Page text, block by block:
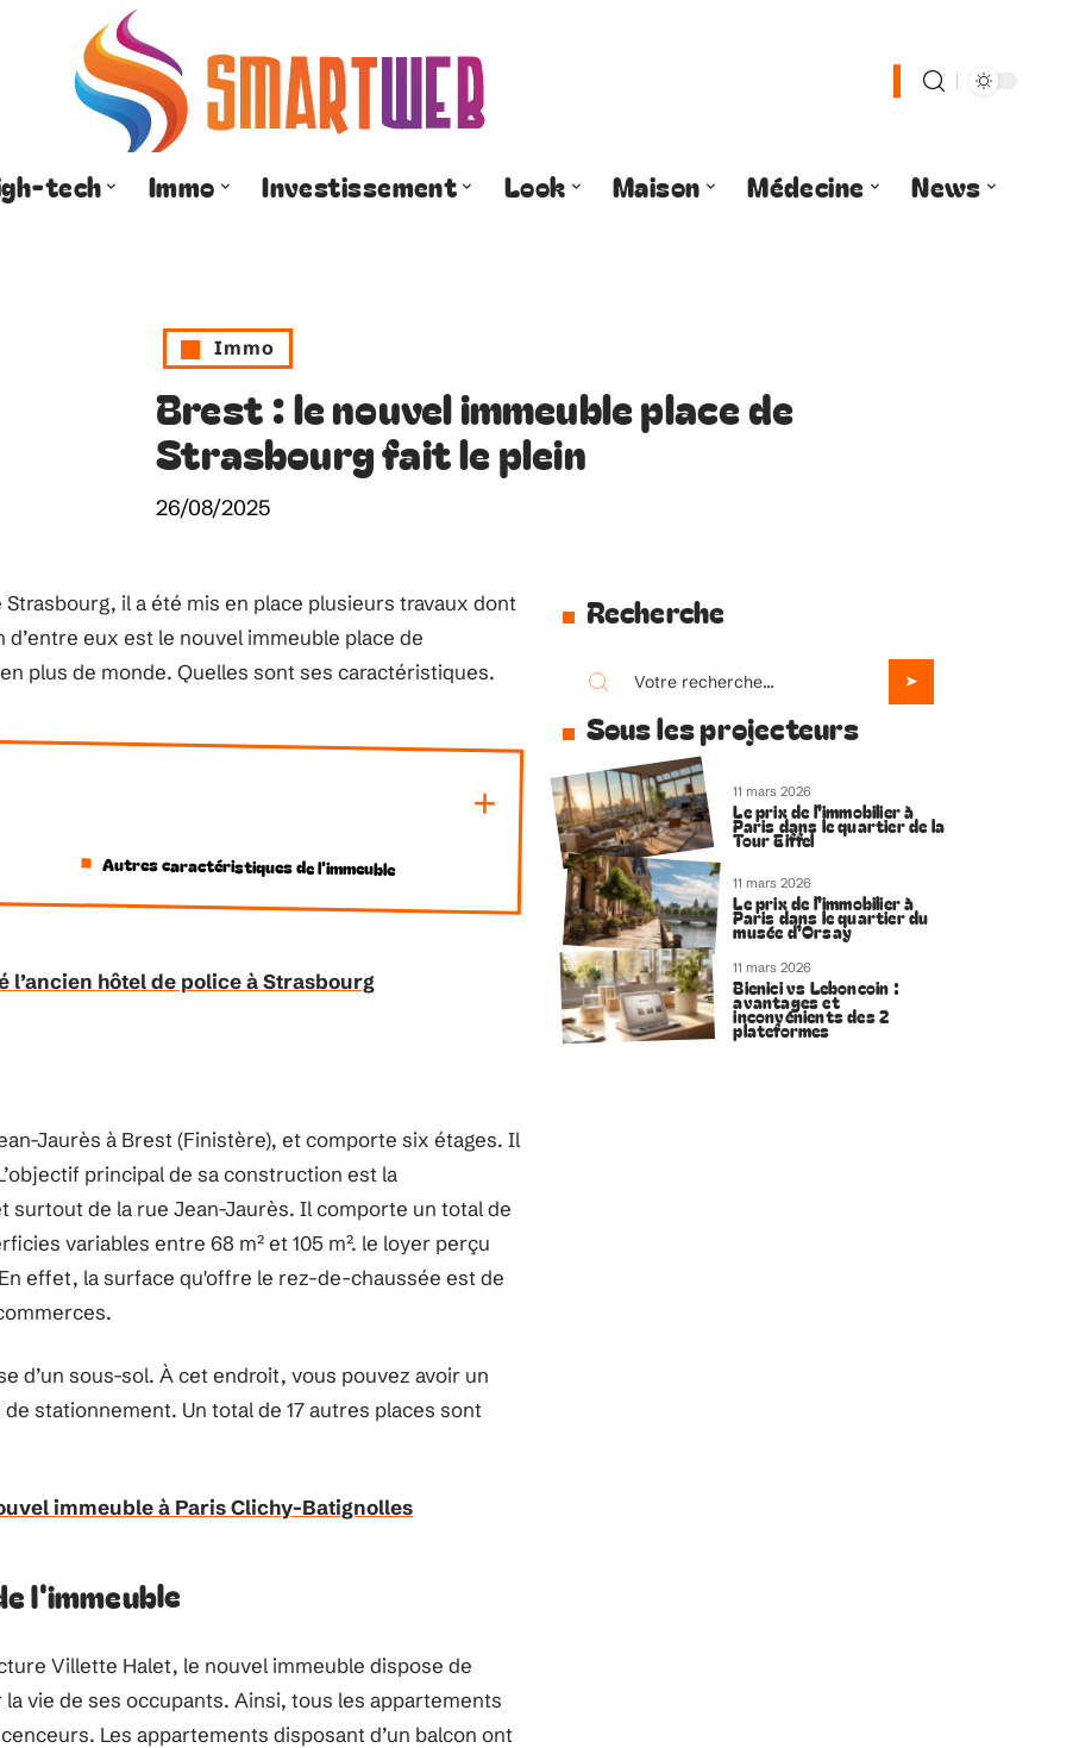
tech Immo Investissement Look Maison Médecine
News
Immo
Brest : le nouvel immeuble place de
Strasbourg fait le plein
26/08/2025
il a été mis en place plusieurs travaux dont
eux est le nouvel immeuble place de
plus de monde. Quelles sont ses caractéristiques.
Autres caractéristiques de l'immeuble
hôtel de police à Strasbourg
Jaurès à Brest (Finistère), et comporte six étages. Il
principal de sa construction est la
surtout de la rue Jean-Jaurès. Il comporte un total de
variables entre 68 m² et 105 m². le loyer perçu
effet, la surface qu'offre le rez-de-chaussée est de
d’un sous-sol. À cet endroit, vous pouvez avoir un
stationnement. Un total de 17 autres places sont
immeuble à Paris Clichy-Batignolles
l'immeuble
Villette Halet, le nouvel immeuble dispose de
vie de ses occupants. Ainsi, tous les appartements
Les appartements disposant d’un balcon ont
Recherche
Sous les projecteurs
11 mars 2026
Le prix de l’immobilier à
Paris dans le quartier de la
Tour Eiffel
11 mars 2026
Le prix de l’immobilier à
Paris dans le quartier du
musée d’Orsay
11 mars 2026
Bienici vs Leboncoin :
avantages et
inconvénients des 2
plateformes